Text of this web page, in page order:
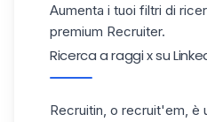
Aumenta i tuoi filtri di
premium Recruiter.
Ricerca a raggi x su
Recruitin, o recruit'em, è